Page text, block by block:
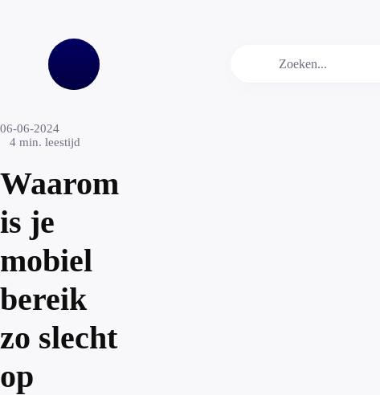
06-06-2024
4 min. leestijd
Waarom
is je
mobiel
bereik
zo slecht
op